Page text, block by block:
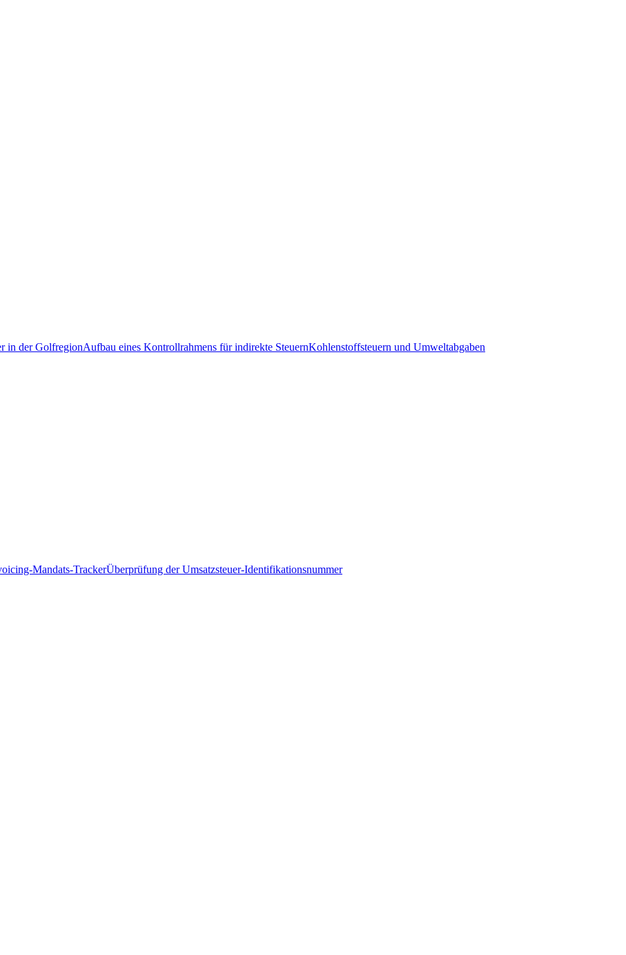
in der GolfregionAufbau eines Kontrollrahmens für indirekte SteuernKohlenstoffsteuern und Umweltabgaben
Mandats-TrackerÜberprüfung der Umsatzsteuer-Identifikationsnummer